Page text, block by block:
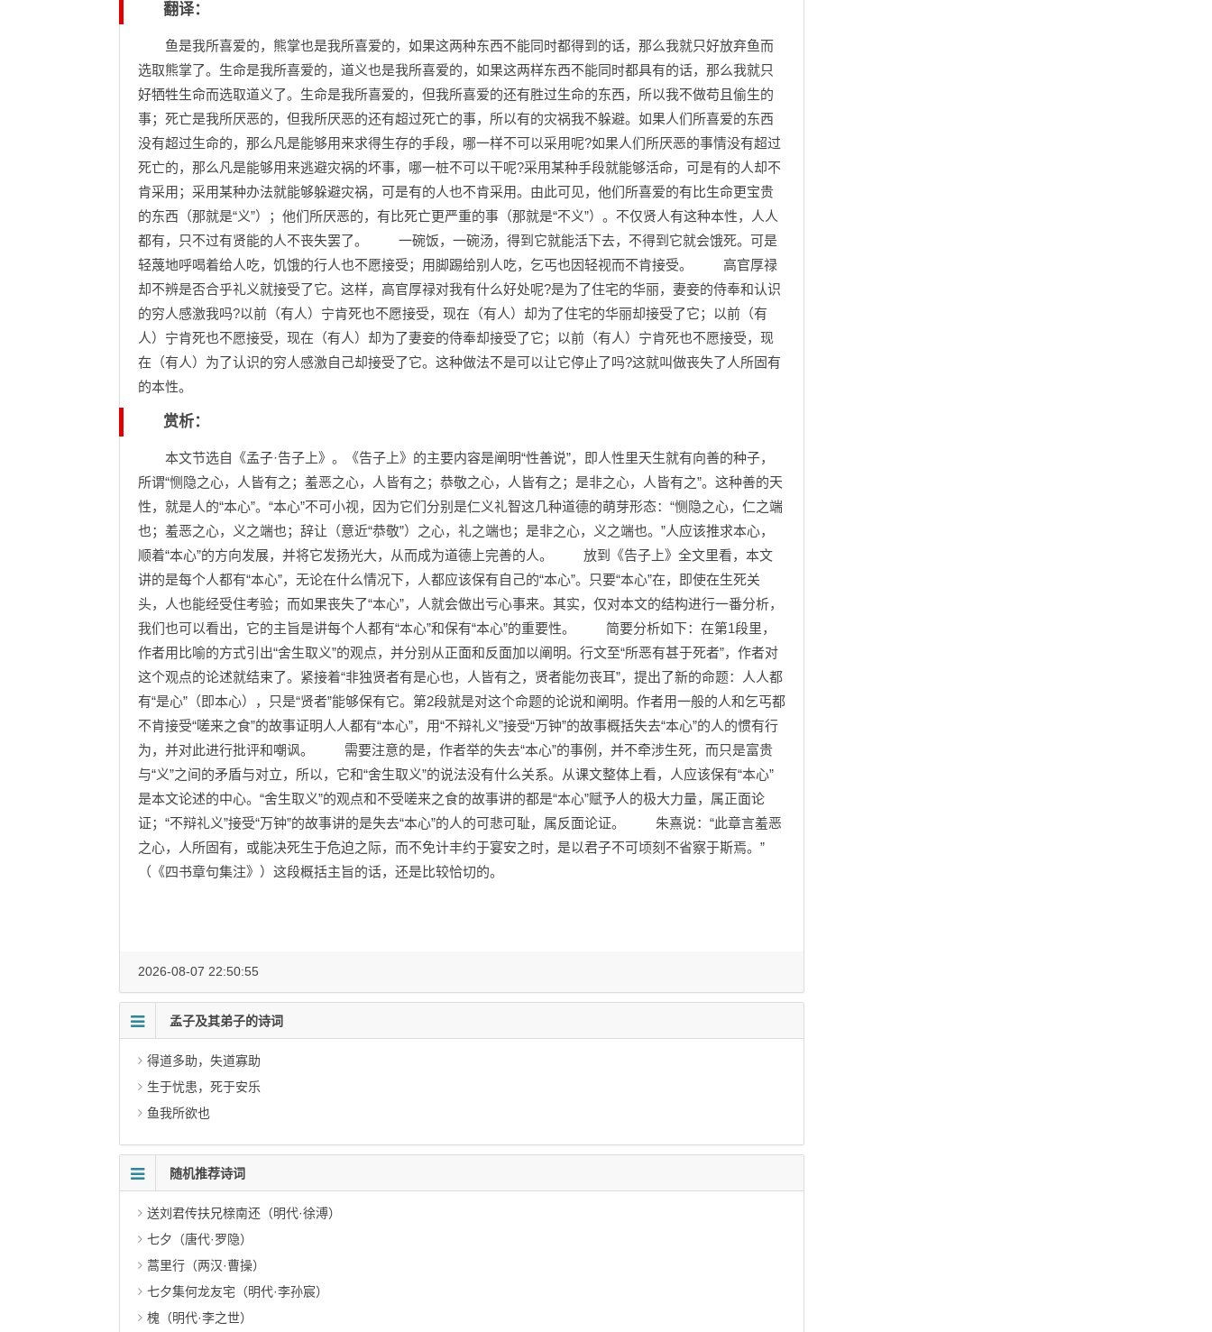
翻译：
鱼是我所喜爱的，熊掌也是我所喜爱的，如果这两种东西不能同时都得到的话，那么我就只好放弃鱼而
选取熊掌了。生命是我所喜爱的，道义也是我所喜爱的，如果这两样东西不能同时都具有的话，那么我就只
好牺牲生命而选取道义了。生命是我所喜爱的，但我所喜爱的还有胜过生命的东西，所以我不做苟且偷生的
事；死亡是我所厌恶的，但我所厌恶的还有超过死亡的事，所以有的灾祸我不躲避。如果人们所喜爱的东西
没有超过生命的，那么凡是能够用来求得生存的手段，哪一样不可以采用呢?如果人们所厌恶的事情没有超过
死亡的，那么凡是能够用来逃避灾祸的坏事，哪一桩不可以干呢?采用某种手段就能够活命，可是有的人却不
肯采用；采用某种办法就能够躲避灾祸，可是有的人也不肯采用。由此可见，他们所喜爱的有比生命更宝贵
的东西（那就是“义”）；他们所厌恶的，有比死亡更严重的事（那就是“不义”）。不仅贤人有这种本性，人人
都有，只不过有贤能的人不丧失罢了。 一碗饭，一碗汤，得到它就能活下去，不得到它就会饿死。可是
轻蔑地呼喝着给人吃，饥饿的行人也不愿接受；用脚踢给别人吃，乞丐也因轻视而不肯接受。 高官厚禄
却不辨是否合乎礼义就接受了它。这样，高官厚禄对我有什么好处呢?是为了住宅的华丽，妻妾的侍奉和认识
的穷人感激我吗?以前（有人）宁肯死也不愿接受，现在（有人）却为了住宅的华丽却接受了它；以前（有
人）宁肯死也不愿接受，现在（有人）却为了妻妾的侍奉却接受了它；以前（有人）宁肯死也不愿接受，现
在（有人）为了认识的穷人感激自己却接受了它。这种做法不是可以让它停止了吗?这就叫做丧失了人所固有
的本性。
赏析：
本文节选自《孟子·告子上》。《告子上》的主要内容是阐明“性善说”，即人性里天生就有向善的种子，
所谓“恻隐之心，人皆有之；羞恶之心，人皆有之；恭敬之心，人皆有之；是非之心，人皆有之”。这种善的天
性，就是人的“本心”。“本心”不可小视，因为它们分别是仁义礼智这几种道德的萌芽形态：“恻隐之心，仁之端
也；羞恶之心，义之端也；辞让（意近“恭敬”）之心，礼之端也；是非之心，义之端也。”人应该推求本心，
顺着“本心”的方向发展，并将它发扬光大，从而成为道德上完善的人。 放到《告子上》全文里看，本文
讲的是每个人都有“本心”，无论在什么情况下，人都应该保有自己的“本心”。只要“本心”在，即使在生死关
头，人也能经受住考验；而如果丧失了“本心”，人就会做出亏心事来。其实，仅对本文的结构进行一番分析，
我们也可以看出，它的主旨是讲每个人都有“本心”和保有“本心”的重要性。 简要分析如下：在第1段里，
作者用比喻的方式引出“舍生取义”的观点，并分别从正面和反面加以阐明。行文至“所恶有甚于死者”，作者对
这个观点的论述就结束了。紧接着“非独贤者有是心也，人皆有之，贤者能勿丧耳”，提出了新的命题：人人都
有“是心”（即本心），只是“贤者”能够保有它。第2段就是对这个命题的论说和阐明。作者用一般的人和乞丐都
不肯接受“嗟来之食”的故事证明人人都有“本心”，用“不辩礼义”接受“万钟”的故事概括失去“本心”的人的惯有行
为，并对此进行批评和嘲讽。 需要注意的是，作者举的失去“本心”的事例，并不牵涉生死，而只是富贵
与“义”之间的矛盾与对立，所以，它和“舍生取义”的说法没有什么关系。从课文整体上看，人应该保有“本心”
是本文论述的中心。“舍生取义”的观点和不受嗟来之食的故事讲的都是“本心”赋予人的极大力量，属正面论
证；“不辩礼义”接受“万钟”的故事讲的是失去“本心”的人的可悲可耻，属反面论证。 朱熹说：“此章言羞恶
之心，人所固有，或能决死生于危迫之际，而不免计丰约于宴安之时，是以君子不可顷刻不省察于斯焉。”
（《四书章句集注》）这段概括主旨的话，还是比较恰切的。
2026-08-07 22:50:55
孟子及其弟子的诗词
得道多助，失道寡助
生于忧患，死于安乐
鱼我所欲也
随机推荐诗词
送刘君传扶兄榇南还（明代·徐溥）
七夕（唐代·罗隐）
蒿里行（两汉·曹操）
七夕集何龙友宅（明代·李孙宸）
槐（明代·李之世）